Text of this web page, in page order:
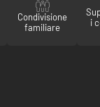
Condivisione
familiare
i